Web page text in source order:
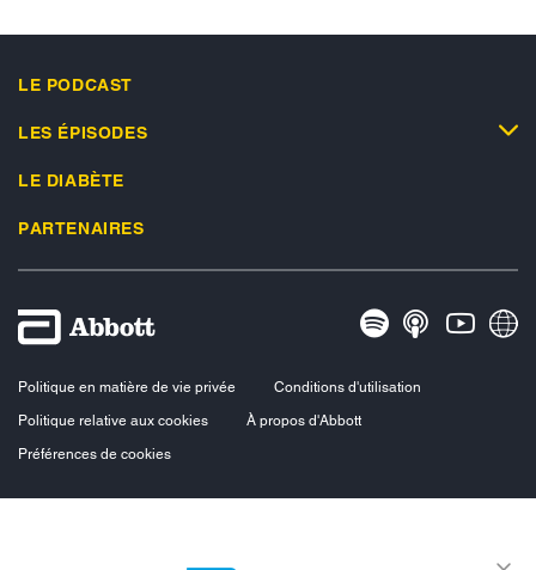
LE PODCAST
LES ÉPISODES
LE DIABÈTE
PARTENAIRES
Politique en matière de vie privée
Conditions d'utilisation
Politique relative aux cookies
À propos d'Abbott
Préférences de cookies